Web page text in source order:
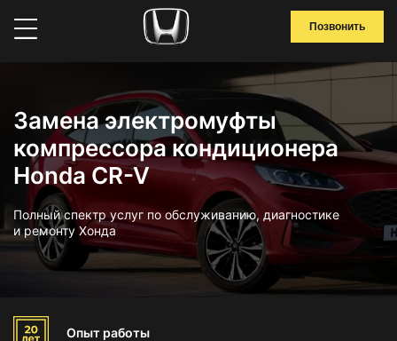
Позвонить
Замена электромуфты
компрессора кондиционера
Honda CR-V
Полный спектр услуг по обслуживанию, диагностике
и ремонту Хонда
Опыт работы